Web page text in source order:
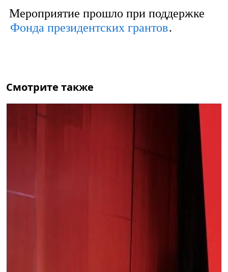
Мероприятие прошло при поддержке
Фонда президентских грантов.
Смотрите также